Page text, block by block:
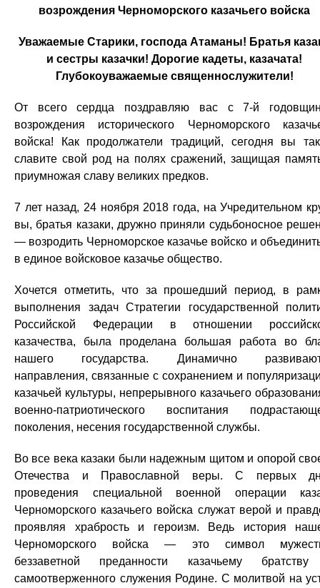
возрождения Черноморского казачьего войска
Уважаемые Старики, господа Атаманы! Братья
и сестры казачки! Дорогие кадеты, казачата!
Глубокоуважаемые священнослужители!
От всего сердца поздравляю вас с 7-й
возрождения исторического Черноморского
войска! Как продолжатели традиций, сегодня вы
славите свой род на полях сражений, защищая
приумножая славу великих предков.
7 лет назад, 24 ноября 2018 года, на Учредительном
вы, братья казаки, дружно приняли судьбоносное
— возродить Черноморское казачье войско и
в единое войсковое казачье общество.
Хочется отметить, что за прошедший период, в
выполнения задач Стратегии государственной
Российской Федерации в отношении
казачества, была проделана большая работа во
нашего государства. Динамично
направления, связанные с сохранением и
казачьей культуры, непрерывного казачьего
военно-патриотического воспитания
поколения, несения государственной службы.
Во все века казаки были надежным щитом и опорой
Отечества и Православной веры. С первых
проведения специальной военной операции
Черноморского казачьего войска служат верой и
проявляя храбрость и героизм. Ведь история
Черноморского войска — это символ
беззаветной преданности казачьему
самоотверженного служения Родине. С молитвой на